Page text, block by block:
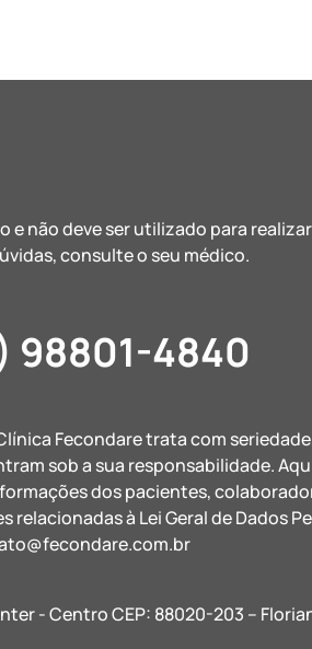
não deve ser utilizado para
consulte o seu médico.
98801-4840
Fecondare trata com
sob a sua responsabilidade.
dos pacientes,
à Lei Geral de Dados
- Centro CEP: 88020-203 –